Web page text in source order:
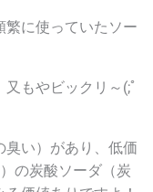
繁に使っていたソー
もやビックリ～ (;ﾟ
臭い）があり、低価
の炭酸ソーダ（炭